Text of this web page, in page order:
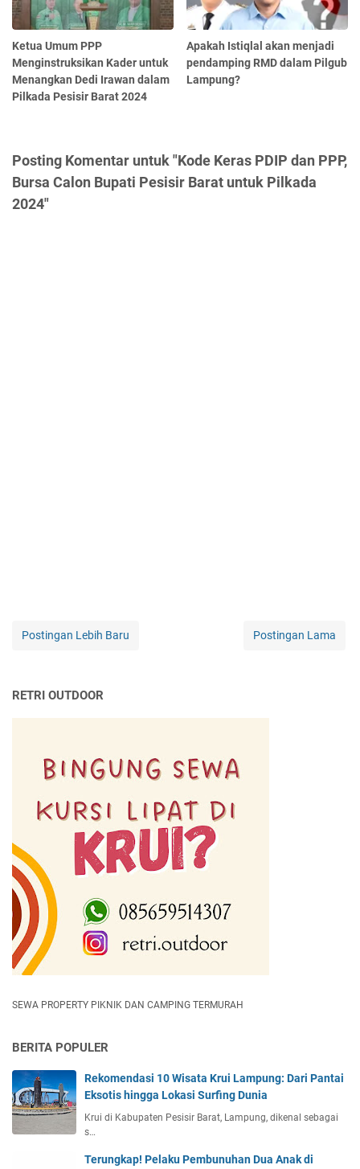
Ketua Umum PPP
Menginstruksikan Kader untuk
Menangkan Dedi Irawan dalam
Pilkada Pesisir Barat 2024
Apakah Istiqlal akan menjadi
pendamping RMD dalam Pilgub
Lampung?
Posting Komentar untuk "Kode Keras PDIP dan PPP,
Bursa Calon Bupati Pesisir Barat untuk Pilkada
2024"
Postingan Lebih Baru Postingan Lama
RETRI OUTDOOR
SEWA PROPERTY PIKNIK DAN CAMPING TERMURAH
BERITA POPULER
Rekomendasi 10 Wisata Krui Lampung: Dari Pantai
Eksotis hingga Lokasi Surfing Dunia
Krui di Kabupaten Pesisir Barat, Lampung, dikenal sebagai
s…
Terungkap! Pelaku Pembunuhan Dua Anak di